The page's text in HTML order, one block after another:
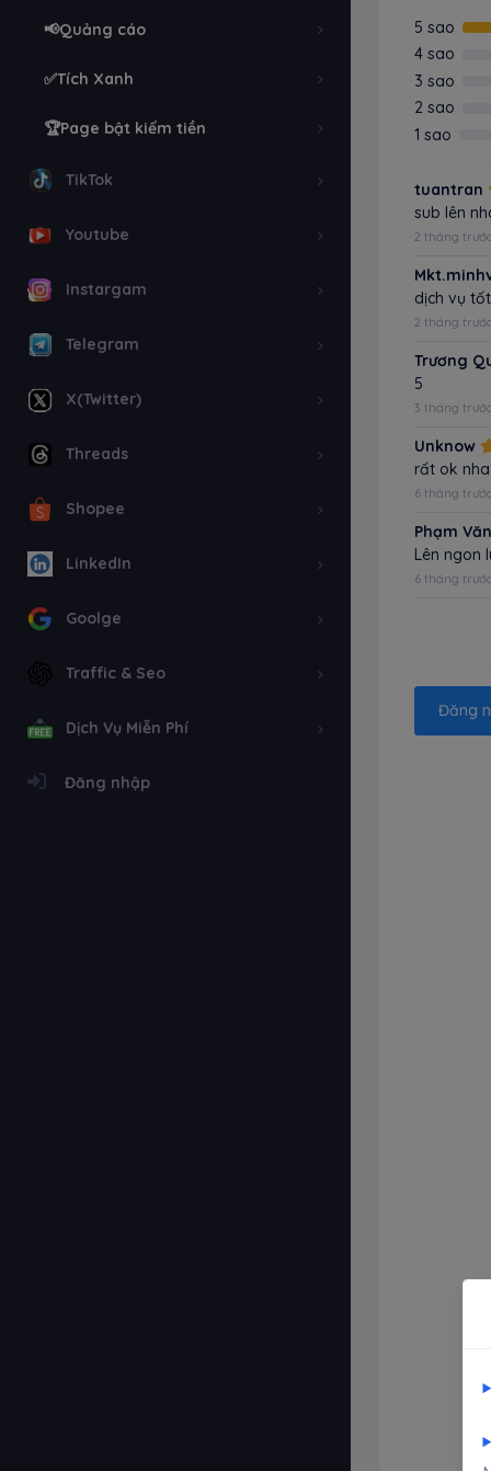
📢Quảng cáo
✅Tích Xanh
️🏆Page bật kiếm tiền
TikTok
Youtube
Instargam
Telegram
X(Twitter)
Threads
Shopee
LinkedIn
Goolge
Traffic & Seo
Dịch Vụ Miễn Phí
Đăng nhập
5 sao
4 sao
3 sao
2 sao
1 sao
tuantran
sub lên
2 tháng trước
dịch vụ
2 tháng trước
Trương
5
3 tháng trước
Unknow
rất ok
6 tháng trước
Phạm
Lên ngon
6 tháng trước
Đăng